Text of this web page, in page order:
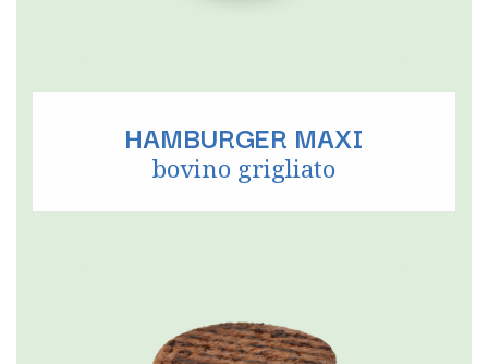
HAMBURGER MAXI
bovino grigliato